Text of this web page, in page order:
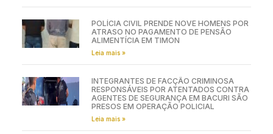
POLÍCIA CIVIL PRENDE NOVE HOMENS POR
ATRASO NO PAGAMENTO DE PENSÃO
ALIMENTÍCIA EM TIMON
Leia mais »
INTEGRANTES DE FACÇÃO CRIMINOSA
RESPONSÁVEIS POR ATENTADOS CONTRA
AGENTES DE SEGURANÇA EM BACURI SÃO
PRESOS EM OPERAÇÃO POLICIAL
Leia mais »